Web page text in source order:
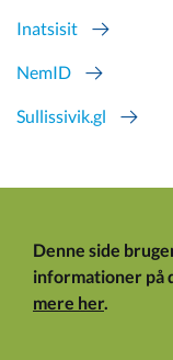
Inatsisit
NemID
Sullissivik.gl
Denne side
informationer på
mere her.